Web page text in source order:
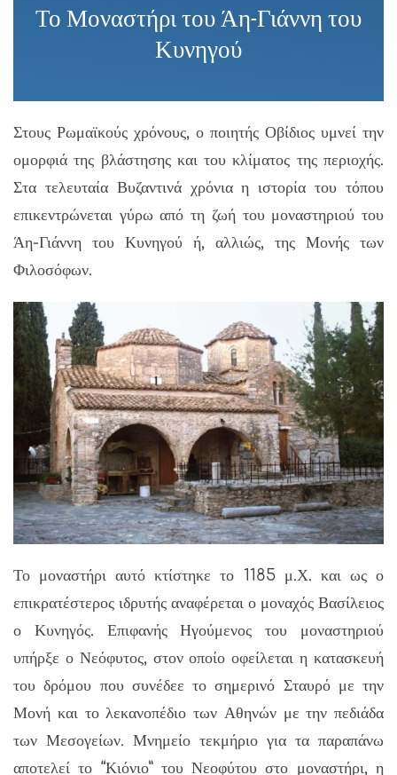
Το Μοναστήρι του Άη-Γιάννη του
Κυνηγού
Στους Ρωμαϊκούς χρόνους, ο ποιητής Οβίδιος υμνεί την
ομορφιά της βλάστησης και του κλίματος της περιοχής.
Στα τελευταία Βυζαντινά χρόνια η ιστορία του τόπου
επικεντρώνεται γύρω από τη ζωή του μοναστηριού του
Άη-Γιάννη του Κυνηγού ή, αλλιώς, της Μονής των
Φιλοσόφων.
Το μοναστήρι αυτό κτίστηκε το 1185 μ.Χ. και ως ο
επικρατέστερος ιδρυτής αναφέρεται ο μοναχός Βασίλειος
ο Κυνηγός. Επιφανής Ηγούμενος του μοναστηριού
υπήρξε ο Νεόφυτος, στον οποίο οφείλεται η κατασκευή
του δρόμου που συνέδεε το σημερινό Σταυρό με την
Μονή και το λεκανοπέδιο των Αθηνών με την πεδιάδα
των Μεσογείων. Μνημείο τεκμήριο για τα παραπάνω
αποτελεί το “Κιόνιο” του Νεοφύτου στο μοναστήρι, η